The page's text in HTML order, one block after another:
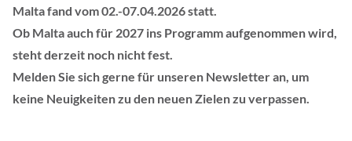
Malta fand vom 02.-07.04.2026 statt.
Ob Malta auch für 2027 ins Programm aufgenommen wird,
steht derzeit noch nicht fest.
Melden Sie sich gerne für unseren Newsletter an, um
keine Neuigkeiten zu den neuen Zielen zu verpassen.